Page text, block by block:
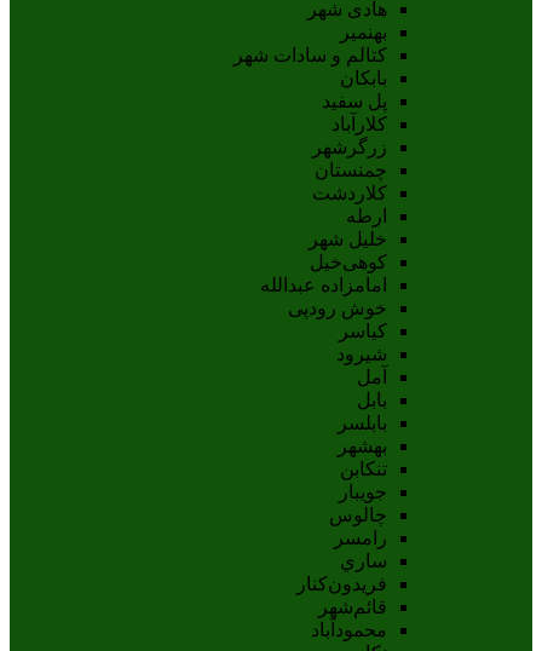
هادی شهر
بهنمیر
کتالم و سادات شهر
بابکان
پل سفید
کلارآباد
زرگرشهر
چمنستان
کلاردشت
ارطه
خلیل شهر
کوهی‌خیل
امامزاده عبدالله
خوش رودپی
کیاسر
شیرود
آمل
بابل
بابلسر
بهشهر
تنکابن
جويبار
چالوس
رامسر
ساري
فريدون‌کنار
قائم‌شهر
محمودآباد